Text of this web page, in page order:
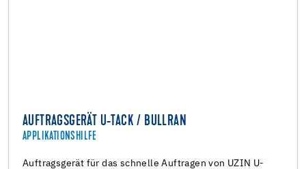
AUFTRAGSGERÄT U-TACK / BULLRAN
APPLIKATIONSHILFE
Auftragsgerät für das schnelle Auftragen von UZIN U-